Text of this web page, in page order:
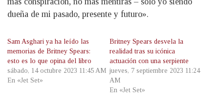
dueña de mi pasado, presente y futuro».
Sam Asghari ya ha leído las
memorias de Britney Spears:
esto es lo que opina del libro
sábado, 14 octubre 2023 11:45 AM
En «Jet Set»
Britney Spears desvela la
realidad tras su icónica
actuación con una serpiente
jueves, 7 septiembre 2023 11:24
AM
En «Jet Set»